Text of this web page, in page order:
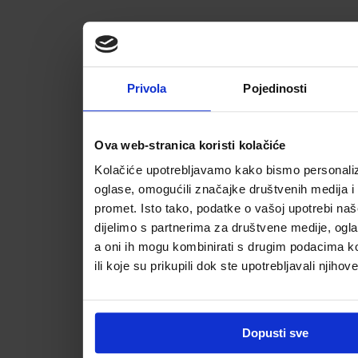
Privola Pojedinosti
Ova web-stranica koristi kolačiće
Kolačiće upotrebljavamo kako bismo
oglase, omogućili značajke društvenih medija i
promet. Isto tako, podatke o vašoj upotrebi
dijelimo s partnerima za društvene medije,
a oni ih mogu kombinirati s drugim podacima
ili koje su prikupili dok ste upotrebljavali
Dopusti sve